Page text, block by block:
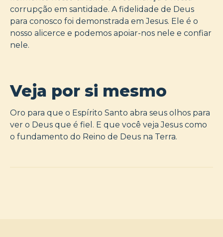
corrupção em santidade. A fidelidade de Deus
para conosco foi demonstrada em Jesus. Ele é o
nosso alicerce e podemos apoiar-nos nele e confiar
nele.
Veja por si mesmo
Oro para que o Espírito Santo abra seus olhos para
ver o Deus que é fiel. E que você veja Jesus como
o fundamento do Reino de Deus na Terra.